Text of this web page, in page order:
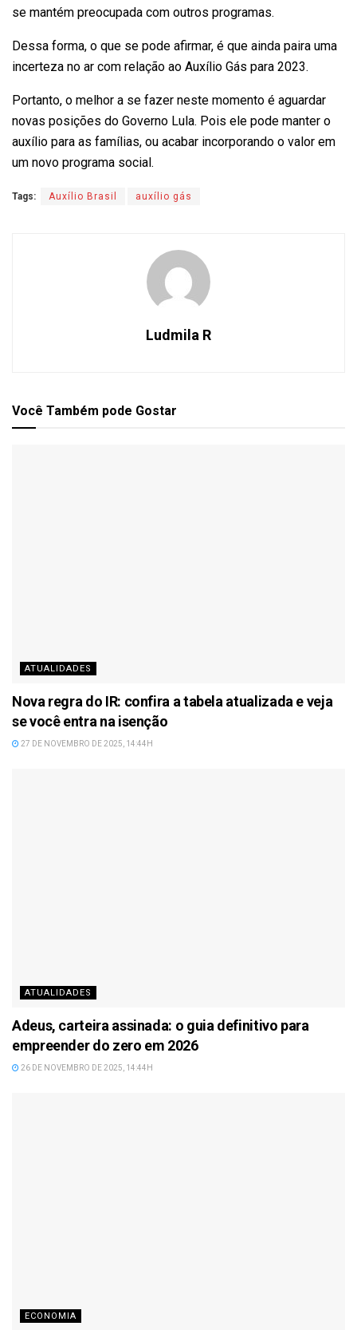
se mantém preocupada com outros programas.
Dessa forma, o que se pode afirmar, é que ainda paira uma
incerteza no ar com relação ao Auxílio Gás para 2023.
Portanto, o melhor a se fazer neste momento é aguardar
novas posições do Governo Lula. Pois ele pode manter o
auxílio para as famílias, ou acabar incorporando o valor em
um novo programa social.
Tags: Auxílio Brasil auxílio gás
Ludmila R
Você Também pode Gostar
ATUALIDADES
Nova regra do IR: confira a tabela atualizada e veja
se você entra na isenção
27 DE NOVEMBRO DE 2025, 14:44H
ATUALIDADES
Adeus, carteira assinada: o guia definitivo para
empreender do zero em 2026
26 DE NOVEMBRO DE 2025, 14:44H
ECONOMIA